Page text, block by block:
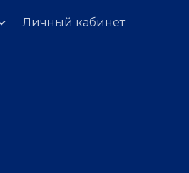
Личный кабинет